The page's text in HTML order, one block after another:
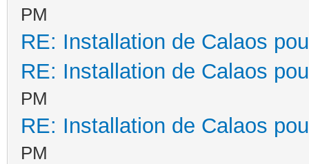
PM
RE: Installation de Calaos
RE: Installation de Calaos
PM
RE: Installation de Calaos
PM